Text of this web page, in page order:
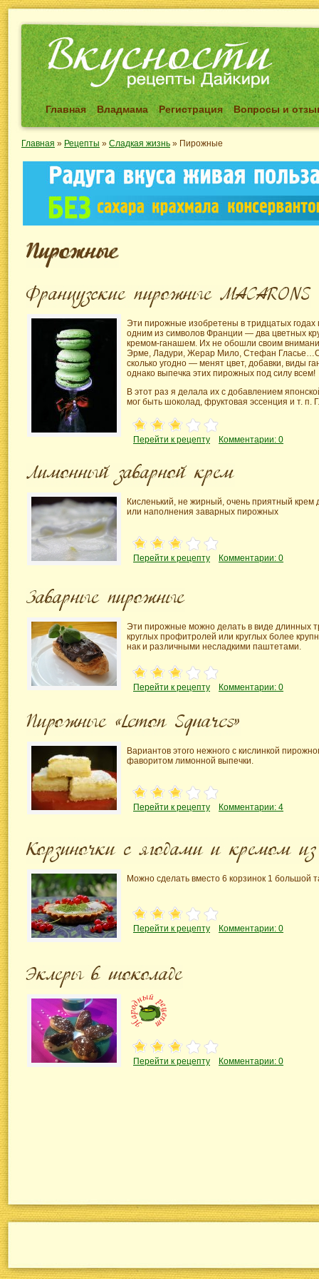
Главная Владмама Регистрация Вопросы и
Главная » Рецепты » Сладкая жизнь » Пирожные
Эти пирожные изобретены в тридцатых годах
одним из символов Франции — два цветных
кремом-ганашем. Их не обошли своим
Эрме, Ладури, Жерар Мило, Стефан Гласье…С
сколько угодно — менят цвет, добавки, виды
однако выпечка этих пирожных под силу всем!
В этот раз я делала их с добавлением
мог быть шоколад, фруктовая эссенция и т.
Перейти к рецепту Комментарии: 0
Кисленький, не жирный, очень приятный крем
или наполнения заварных пирожных
Перейти к рецепту Комментарии: 0
Эти пирожные можно делать в виде длинных
круглых профитролей или круглых более
нак и различными несладкими паштетами.
Перейти к рецепту Комментарии: 0
Вариантов этого нежного с кислинкой
фаворитом лимонной выпечки.
Перейти к рецепту Комментарии: 4
Можно сделать вместо 6 корзинок 1 большой
Перейти к рецепту Комментарии: 0
Перейти к рецепту Комментарии: 0